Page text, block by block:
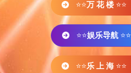
⭐⭐万 花 楼 ⭐⭐
⭐⭐娱乐导航 ⭐⭐
⭐⭐乐 上 海 ⭐⭐